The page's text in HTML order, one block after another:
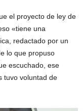
el proyecto de ley de
«tiene una
redactado por un
lo que propuso
escuchado, ese
tuvo voluntad de